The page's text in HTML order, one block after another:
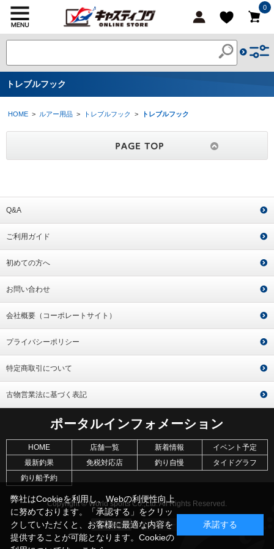
0
トレブルフック
HOME > ルアー用品 > トレブルフック > トレブルフック
Q&A
ご利用ガイド
初めての方へ
お問い合わせ
会社概要（コーポレートサイト）
プライバシーポリシー
特定商取引について
古物営業法に基づく表記
ポータルインフォメーション
HOME 店舗一覧 新着情報
イベント予定
最新釣果
免税対応店 釣り自慢
タイドグラフ
釣り船予約
Copyright © World sports Co.,Ltd. All Rights Reserved.
弊社はCookieを利用し、Webの利便性向上
に努めております。「承認する」をクリッ
クしていただくと、お客様に最適な内容を
提供することが可能となります。Cookieの
承諾する